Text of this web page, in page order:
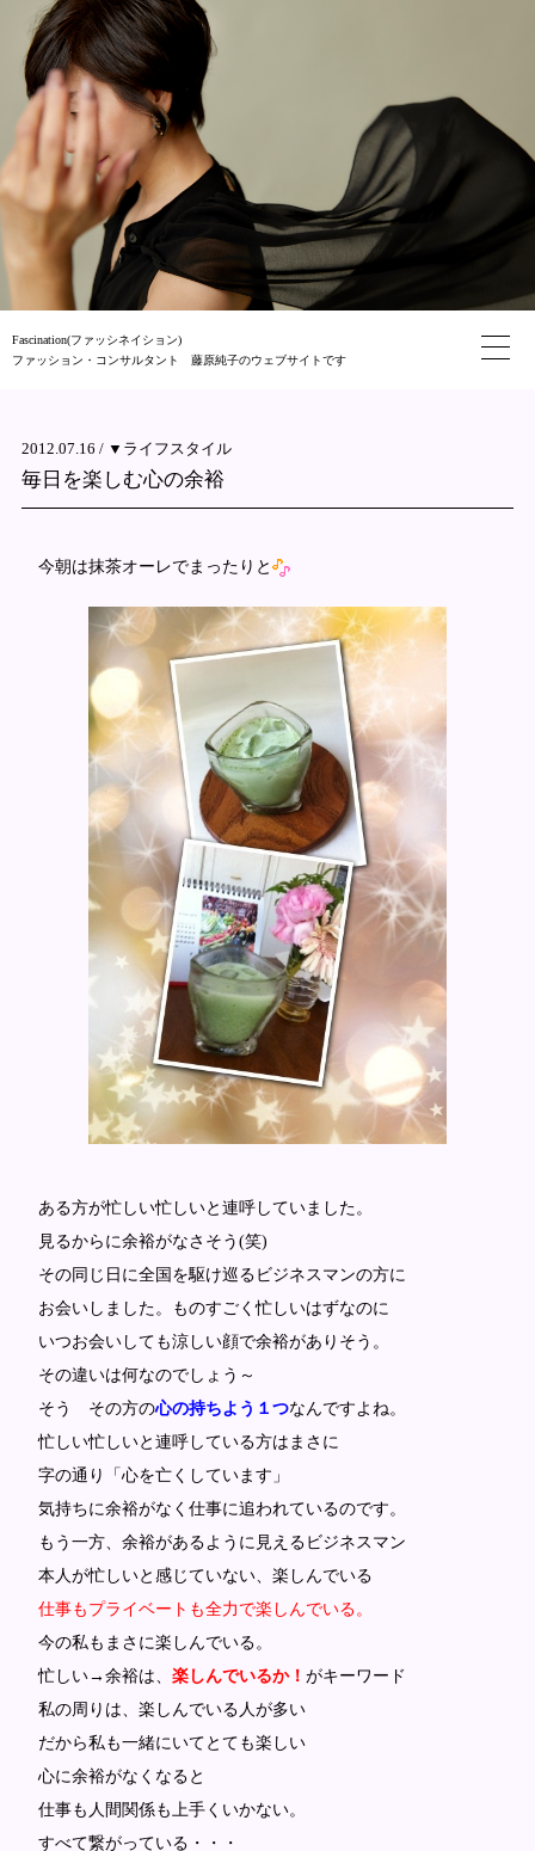
Fascination(ファッシネイション)
ファッション・コンサルタント 藤原純子のウェブサイトです
2012.07.16 / ▼ライフスタイル
毎日を楽しむ心の余裕
今朝は抹茶オーレでまったりと
ある方が忙しい忙しいと連呼していました。
見るからに余裕がなさそう(笑)
その同じ日に全国を駆け巡るビジネスマンの方に
お会いしました。ものすごく忙しいはずなのに
いつお会いしても涼しい顔で余裕がありそう。
その違いは何なのでしょう～
そう その方の心の持ちよう１つなんですよね。
忙しい忙しいと連呼している方はまさに
字の通り「心を亡くしています」
気持ちに余裕がなく仕事に追われているのです。
もう一方、余裕があるように見えるビジネスマン
本人が忙しいと感じていない、楽しんでいる
仕事もプライベートも全力で楽しんでいる。
今の私もまさに楽しんでいる。
忙しい→余裕は、 楽しんでいるか！ がキーワード
私の周りは、楽しんでいる人が多い
だから私も一緒にいてとても楽しい
心に余裕がなくなると
仕事も人間関係も上手くいかない。
すべて繋がっている・・・